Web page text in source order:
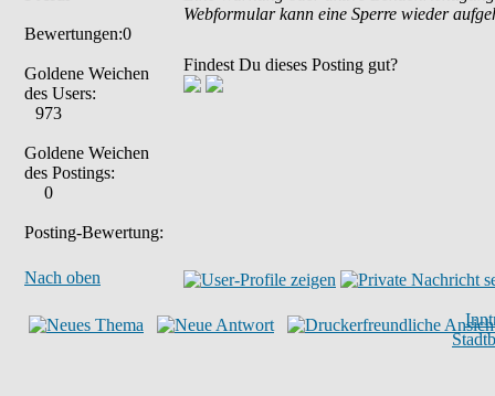
Bewertungen:0
Goldene Weichen
des Users:
973
Goldene Weichen
des Postings:
0
Posting-Bewertung:
Webformular kann eine Sperre wieder
Findest Du dieses Posting gut?
Nach oben